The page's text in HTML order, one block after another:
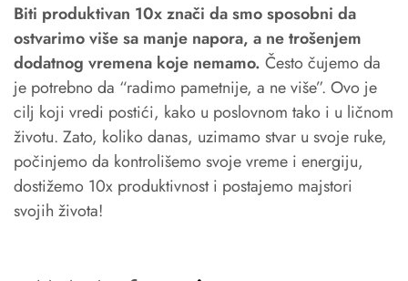
Biti produktivan 10x znači da smo sposobni da
ostvarimo više sa manje napora, a ne trošenjem
dodatnog vremena koje nemamo. Često čujemo da
je potrebno da “radimo pametnije, a ne više”. Ovo je
cilj koji vredi postići, kako u poslovnom tako i u ličnom
životu. Zato, koliko danas, uzimamo stvar u svoje ruke,
počinjemo da kontrolišemo svoje vreme i energiju,
dostižemo 10x produktivnost i postajemo majstori
svojih života!